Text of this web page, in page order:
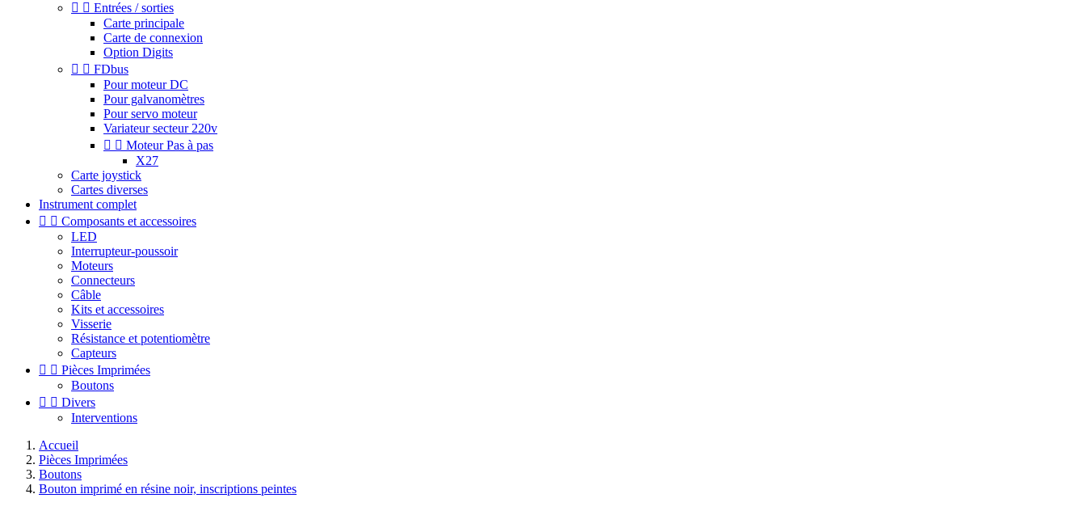
  Entrées / sorties
Carte principale
Carte de connexion
Option Digits
  FDbus
Pour moteur DC
Pour galvanomètres
Pour servo moteur
Variateur secteur 220v
  Moteur Pas à pas
X27
Carte joystick
Cartes diverses
Instrument complet
  Composants et accessoires
LED
Interrupteur-poussoir
Moteurs
Connecteurs
Câble
Kits et accessoires
Visserie
Résistance et potentiomètre
Capteurs
  Pièces Imprimées
Boutons
  Divers
Interventions
Accueil
Pièces Imprimées
Boutons
Bouton imprimé en résine noir, inscriptions peintes